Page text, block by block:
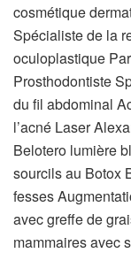
cosmétique
Spécialiste de la
oculoplastique
Prosthodontiste
du fil abdominal
l’acné Laser
Belotero lumière
sourcils au Botox
fesses
avec greffe de
mammaires avec